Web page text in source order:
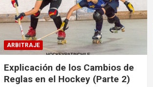
ARBITRAJE
Explicación de los Cambios de
Reglas en el Hockey (Parte 2)